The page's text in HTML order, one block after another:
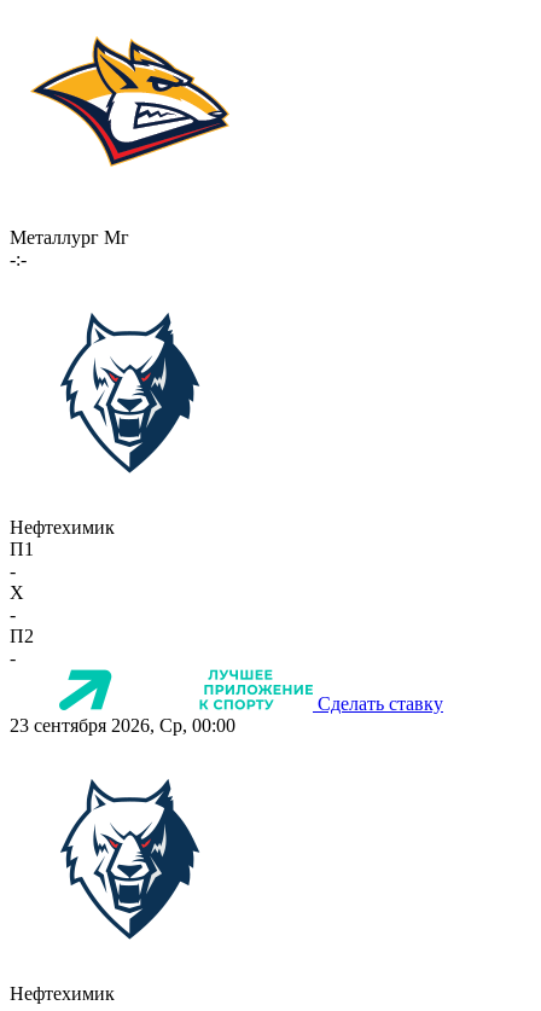
Металлург Мг
-:-
Нефтехимик
П1
-
X
-
П2
-
Сделать ставку
23 сентября 2026, Ср, 00:00
Нефтехимик